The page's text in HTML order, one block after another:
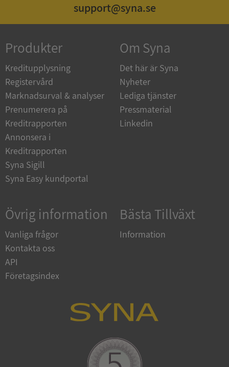
support@syna.se
Produkter
Kreditupplysning
Registervård
Marknadsurval & analyser
Prenumerera på
Kreditrapporten
Annonsera i
Kreditrapporten
Syna Sigill
Syna Easy kundportal
Om Syna
Det här är Syna
Nyheter
Lediga tjänster
Pressmaterial
Linkedin
Övrig information
Vanliga frågor
Kontakta oss
API
Företagsindex
Bästa Tillväxt
Information
www.google.com
ASP.NET_SessionId
Microsoft
Corporation
en.syna.se
__RequestVerificationToken
Microsoft
ASP.NET_SessionId
Corporation
upplysningar.syna.se